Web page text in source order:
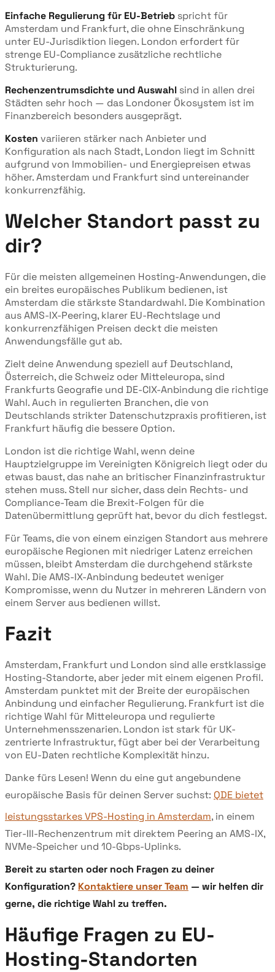
Einfache Regulierung für EU-Betrieb spricht für
Amsterdam und Frankfurt, die ohne Einschränkung
unter EU-Jurisdiktion liegen. London erfordert für
strenge EU-Compliance zusätzliche rechtliche
Strukturierung.
Rechenzentrumsdichte und Auswahl sind in allen drei
Städten sehr hoch — das Londoner Ökosystem ist im
Finanzbereich besonders ausgeprägt.
Kosten variieren stärker nach Anbieter und
Konfiguration als nach Stadt, London liegt im Schnitt
aufgrund von Immobilien- und Energiepreisen etwas
höher. Amsterdam und Frankfurt sind untereinander
konkurrenzfähig.
Welcher Standort passt zu
dir?
Für die meisten allgemeinen Hosting-Anwendungen, die
ein breites europäisches Publikum bedienen, ist
Amsterdam die stärkste Standardwahl. Die Kombination
aus AMS-IX-Peering, klarer EU-Rechtslage und
konkurrenzfähigen Preisen deckt die meisten
Anwendungsfälle gut ab.
Zielt deine Anwendung speziell auf Deutschland,
Österreich, die Schweiz oder Mitteleuropa, sind
Frankfurts Geografie und DE-CIX-Anbindung die richtige
Wahl. Auch in regulierten Branchen, die von
Deutschlands strikter Datenschutzpraxis profitieren, ist
Frankfurt häufig die bessere Option.
London ist die richtige Wahl, wenn deine
Hauptzielgruppe im Vereinigten Königreich liegt oder du
etwas baust, das nahe an britischer Finanzinfrastruktur
stehen muss. Stell nur sicher, dass dein Rechts- und
Compliance-Team die Brexit-Folgen für die
Datenübermittlung geprüft hat, bevor du dich festlegst.
Für Teams, die von einem einzigen Standort aus mehrere
europäische Regionen mit niedriger Latenz erreichen
müssen, bleibt Amsterdam die durchgehend stärkste
Wahl. Die AMS-IX-Anbindung bedeutet weniger
Kompromisse, wenn du Nutzer in mehreren Ländern von
einem Server aus bedienen willst.
Fazit
Amsterdam, Frankfurt und London sind alle erstklassige
Hosting-Standorte, aber jeder mit einem eigenen Profil.
Amsterdam punktet mit der Breite der europäischen
Anbindung und einfacher Regulierung. Frankfurt ist die
richtige Wahl für Mitteleuropa und regulierte
Unternehmensszenarien. London ist stark für UK-
zentrierte Infrastruktur, fügt aber bei der Verarbeitung
von EU-Daten rechtliche Komplexität hinzu.
Danke fürs Lesen! Wenn du eine gut angebundene
europäische Basis für deinen Server suchst: QDE bietet
leistungsstarkes VPS-Hosting in Amsterdam, in einem
Tier-III-Rechenzentrum mit direktem Peering an AMS-IX,
NVMe-Speicher und 10-Gbps-Uplinks.
Bereit zu starten oder noch Fragen zu deiner
Konfiguration? Kontaktiere unser Team — wir helfen dir
gerne, die richtige Wahl zu treffen.
Häufige Fragen zu EU-
Hosting-Standorten